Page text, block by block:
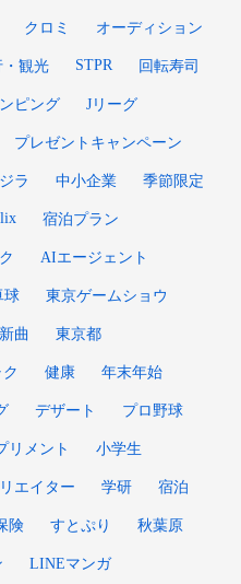
クロミ オーディション
・観光 STPR 回転寿司
ピング Jリーグ
プレゼントキャンペーン
ラ 中小企業 季節限定
宿泊プラン
AIエージェント
球 東京ゲームショウ
新曲 東京都
健康 年末年始
デザート プロ野球
リメント 小学生
エイター 学研 宿泊
険 すとぷり 秋葉原
LINEマンガ